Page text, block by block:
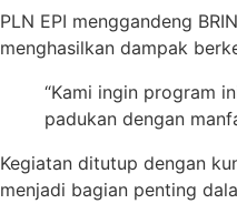
PLN EPI menggandeng
menghasilkan dampak
“Kami ingin program
padukan dengan
Kegiatan ditutup dengan
menjadi bagian penting